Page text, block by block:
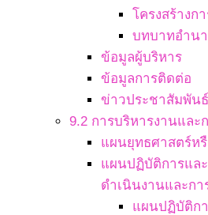
โครงสร้างก
บทบาทอำน
ข้อมูลผู้บริหาร
ข้อมูลการติดต่อ
ข่าวประชาสัมพันธ์
9.2 การบริหารงานและ
แผนยุทธศาสตร์ห
แผนปฏิบัติการแล
ดำเนินงานและกา
แผนปฏิบัติก